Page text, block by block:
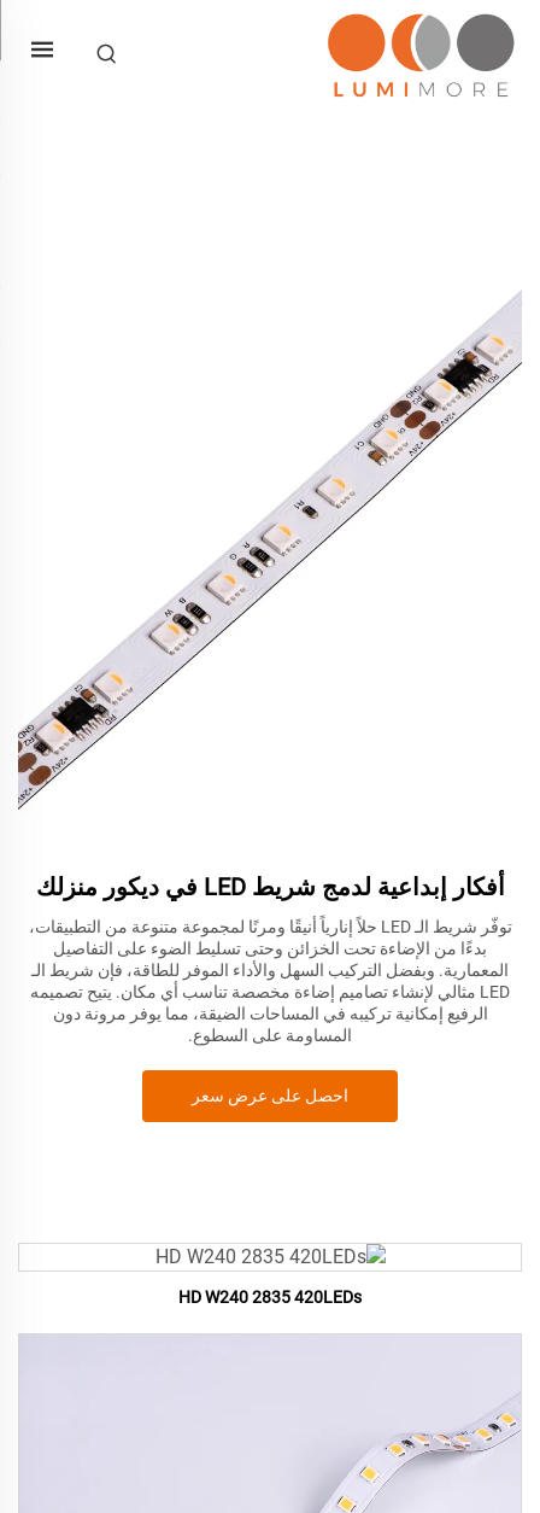
أفكار إبداعية لدمج شريط LED في ديكور منزلك
توفّر شريط الـ LED حلاً إنارياً أنيقًا ومرنًا لمجموعة متنوعة من التطبيقات،
بدءًا من الإضاءة تحت الخزائن وحتى تسليط الضوء على التفاصيل
المعمارية. وبفضل التركيب السهل والأداء الموفر للطاقة، فإن شريط الـ
LED مثالي لإنشاء تصاميم إضاءة مخصصة تناسب أي مكان. يتيح تصميمه
الرفيع إمكانية تركيبه في المساحات الضيقة، مما يوفر مرونة دون
المساومة على السطوع.
احصل على عرض سعر
HD W240 2835 420LEDs